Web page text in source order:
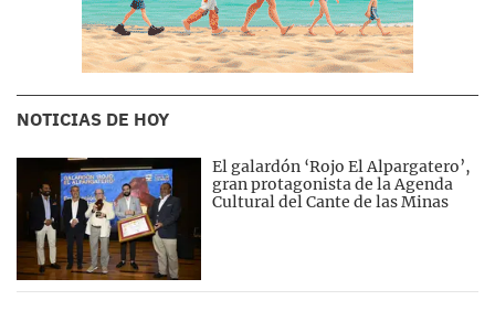
NOTICIAS DE HOY
El galardón ‘Rojo El Alpargatero’,
gran protagonista de la Agenda
Cultural del Cante de las Minas